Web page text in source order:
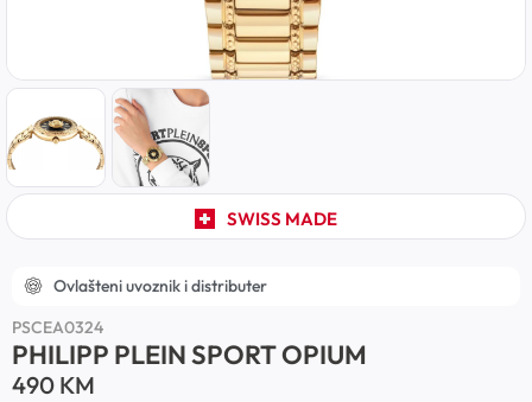
SWISS MADE
Ovlašteni uvoznik i distributer
PSCEA0324
PHILIPP PLEIN SPORT OPIUM
490 KM